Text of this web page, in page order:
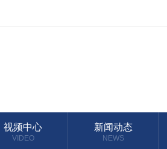
视频中心
VIDEO
新闻动态
NEWS